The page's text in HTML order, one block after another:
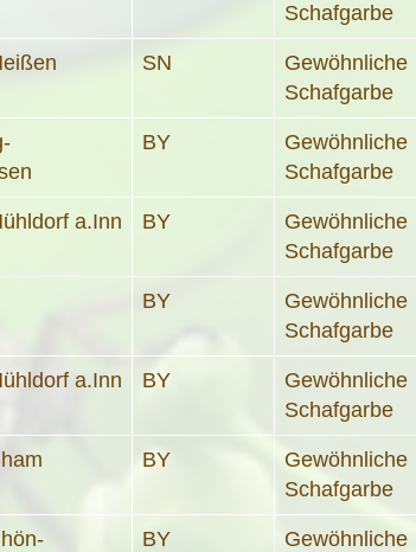
Schafgarbe
SN
Gewöhnliche
Schafgarbe
BY
Gewöhnliche
Schafgarbe
a.Inn BY
Gewöhnliche
Schafgarbe
BY
Gewöhnliche
Schafgarbe
a.Inn BY
Gewöhnliche
Schafgarbe
BY
Gewöhnliche
Schafgarbe
BY
Gewöhnliche